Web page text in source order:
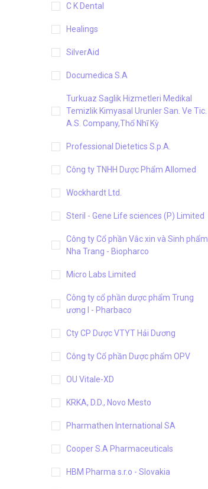
C K Dental
Healings
SilverAid
Documedica S.A
Turkuaz Saglik Hizmetleri Medikal
Temizlik Kimyasal Urunler San. Ve Tic.
A.S. Company,Thổ Nhĩ Kỳ
Professional Dietetics S.p.A.
Công ty TNHH Dược Phẩm Allomed
Wockhardt Ltd.
Steril - Gene Life sciences (P) Limited
Công ty Cổ phần Vắc xin và Sinh phẩm
Nha Trang - Biopharco
Micro Labs Limited
Công ty cổ phần dược phẩm Trung
ương I - Pharbaco
Cty CP Dược VTYT Hải Dương
Công ty Cổ phần Dược phẩm OPV
OU Vitale-XD
KRKA, D.D., Novo Mesto
Pharmathen International SA
Cooper S.A Pharmaceuticals
HBM Pharma s.r.o - Slovakia